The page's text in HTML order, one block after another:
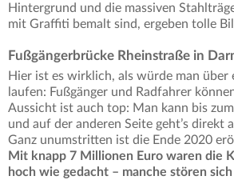
Hintergrund und die massiven
mit Graffiti bemalt sind, ergeben tolle
Fußgängerbrücke Rheinstraße in
Hier ist es wirklich, als würde man über
laufen: Fußgänger und Radfahrer
Aussicht ist auch top: Man kann bis
und auf der anderen Seite geht’s direkt
Ganz unumstritten ist die Ende 2020
Mit knapp 7 Millionen Euro waren die
hoch wie gedacht – manche stören